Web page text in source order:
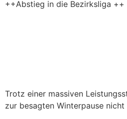
++Abstieg in die Bezirksliga ++
Trotz einer massiven
zur besagten Winterpause